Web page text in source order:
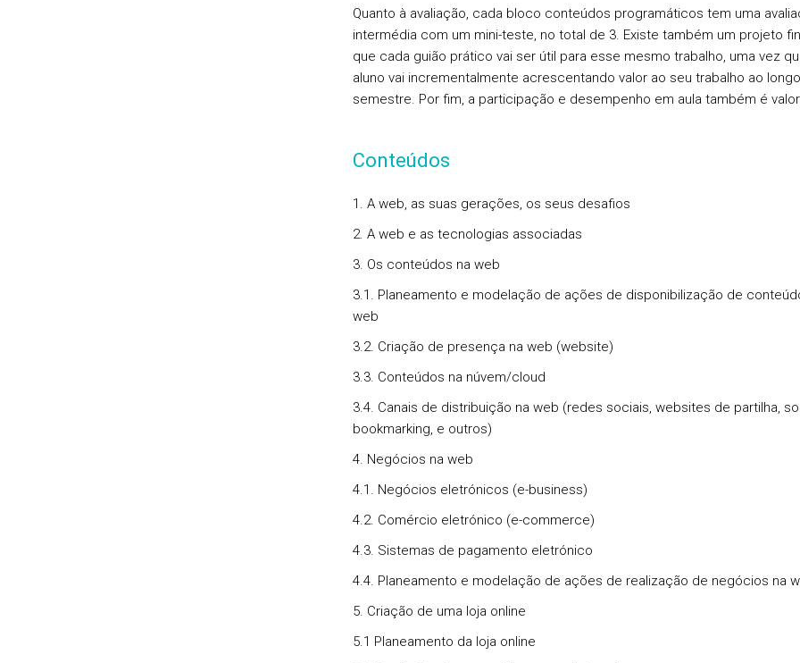
Quanto à avaliação, cada bloco conteúdos programáticos tem uma
intermédia com um mini-teste, no total de 3. Existe também um projeto
que cada guião prático vai ser útil para esse mesmo trabalho, uma vez
aluno vai incrementalmente acrescentando valor ao seu trabalho ao
semestre. Por fim, a participação e desempenho em aula também é
Conteúdos
1. A web, as suas gerações, os seus desafios
2. A web e as tecnologias associadas
3. Os conteúdos na web
3.1. Planeamento e modelação de ações de disponibilização de
web
3.2. Criação de presença na web (website)
3.3. Conteúdos na núvem/cloud
3.4. Canais de distribuição na web (redes sociais, websites de partilha,
bookmarking, e outros)
4. Negócios na web
4.1. Negócios eletrónicos (e-business)
4.2. Comércio eletrónico (e-commerce)
4.3. Sistemas de pagamento eletrónico
4.4. Planeamento e modelação de ações de realização de negócios na
5. Criação de uma loja online
5.1 Planeamento da loja online